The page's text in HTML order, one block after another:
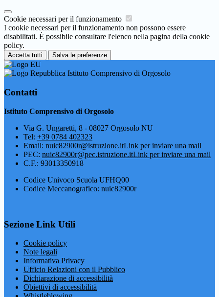
Cookie necessari per il funzionamento
I cookie necessari per il funzionamento non possono essere
disabilitati. È possibile consultare l'elenco nella pagina della cookie
policy.
Accetta tutti Salva le preferenze
Istituto Comprensivo di Orgosolo
Contatti
Istituto Comprensivo di Orgosolo
Via G. Ungaretti, 8 - 08027 Orgosolo NU
Tel: +39 0784 402323
Email: nuic82900r@istruzione.itLink per inviare una mail
PEC: nuic82900r@pec.istruzione.itLink per inviare una mail
C.F.: 93013350918
Codice Univoco Scuola UFHQ00
Codice Meccanografico: nuic82900r
Sezione Link Utili
Cookie policy
Note legali
Informativa Privacy
Ufficio Relazioni con il Pubblico
Dichiarazione di accessibilità
Obiettivi di accessibilità